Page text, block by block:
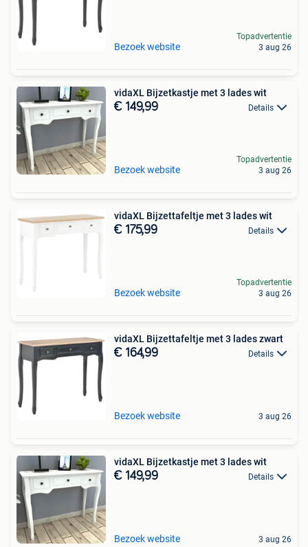
Bezoek website
Topadvertentie
3 aug 26
vidaXL Bijzetkastje met 3 lades wit
€ 149,99 Details
Bezoek website
Topadvertentie
3 aug 26
vidaXL Bijzettafeltje met 3 lades wit
€ 175,99 Details
Bezoek website
Topadvertentie
3 aug 26
vidaXL Bijzettafeltje met 3 lades zwart
€ 164,99 Details
Bezoek website 3 aug 26
vidaXL Bijzetkastje met 3 lades wit
€ 149,99 Details
Bezoek website 3 aug 26